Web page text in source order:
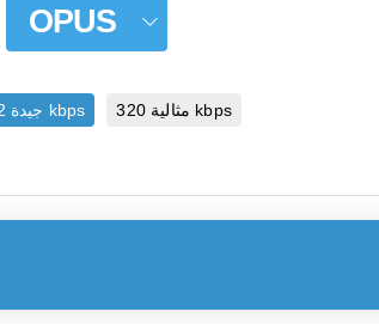
OPUS
جيدة 192 kbps مثالية 320 kbps